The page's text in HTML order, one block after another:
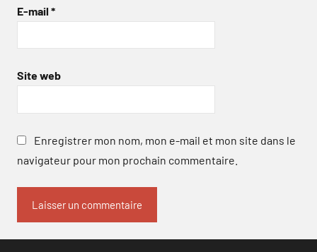
E-mail *
Site web
Enregistrer mon nom, mon e-mail et mon site dans le
navigateur pour mon prochain commentaire.